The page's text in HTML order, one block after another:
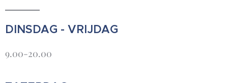
DINSDAG - VRIJDAG
9.00-20.00